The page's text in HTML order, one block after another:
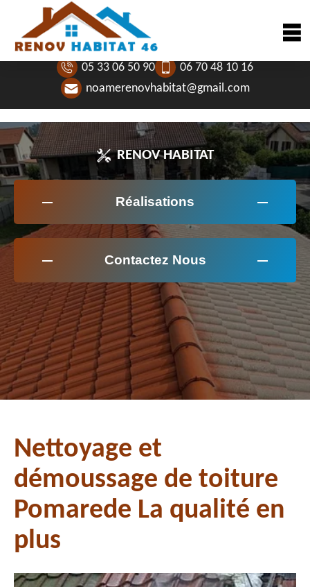
05 33 06 50 90
06 70 48 10 16
noamerenovhabitat@gmail.com
RENOV HABITAT
Réalisations
Contactez Nous
Nettoyage et
démoussage de toiture
Pomarede La qualité en
plus